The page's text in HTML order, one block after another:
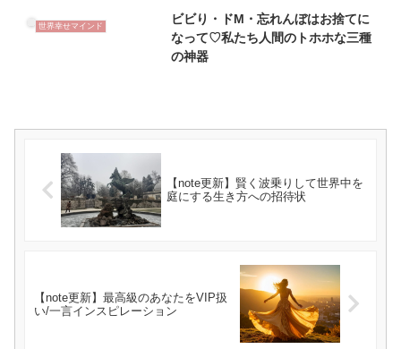
世界幸せマインド
ビビり・ドM・忘れんぼはお捨てに
なって♡私たち人間のトホホな三種
の神器
【note更新】賢く波乗りして世界中を
庭にする生き方への招待状
【note更新】最高級のあなたをVIP扱
い/一言インスピレーション